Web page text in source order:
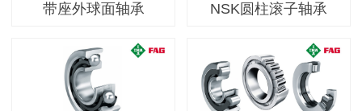
带座外球面轴承 NSK圆柱滚子轴承